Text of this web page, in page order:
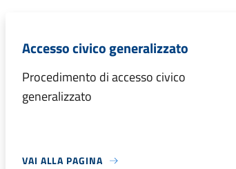
Accesso civico generalizzato
Procedimento di accesso civico
generalizzato
VAI ALLA PAGINA